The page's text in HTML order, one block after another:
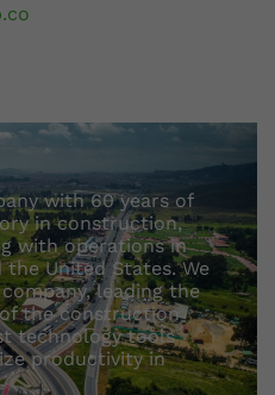
with 60 years of
in construction,
with operations in
the United States. We
leading the
the construction
technology tools
productivity in